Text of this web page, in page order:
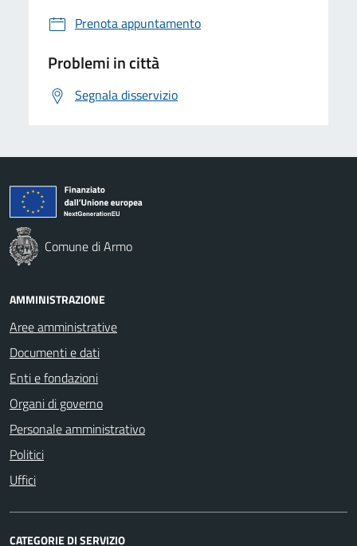
Prenota appuntamento
Problemi in città
Segnala disservizio
Comune di Armo
AMMINISTRAZIONE
Aree amministrative
Documenti e dati
Enti e fondazioni
Organi di governo
Personale amministrativo
Politici
Uffici
CATEGORIE DI SERVIZIO